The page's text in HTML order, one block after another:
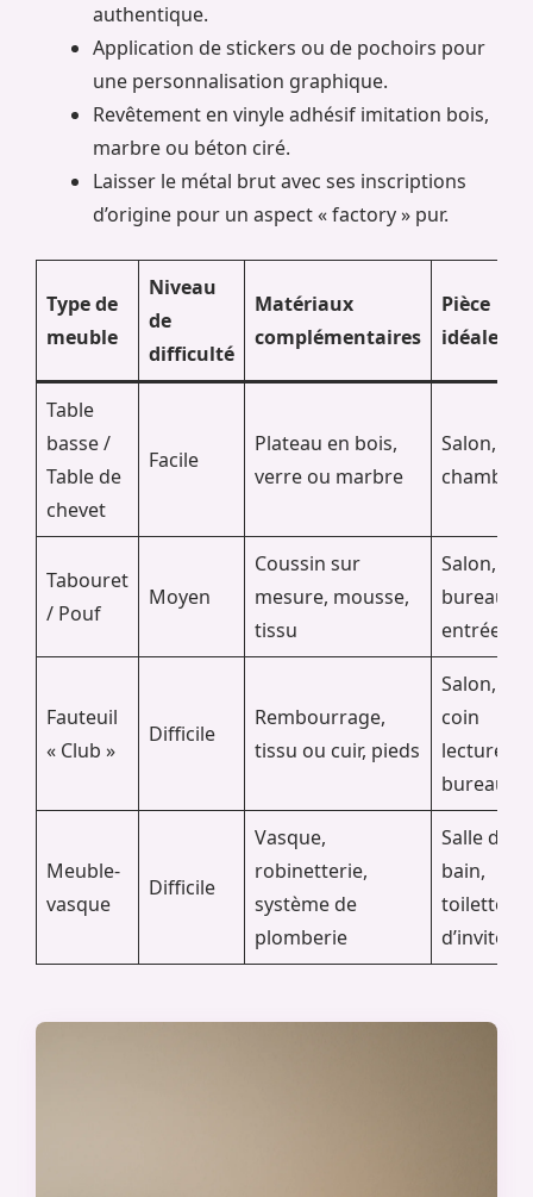
authentique.
Application de stickers ou de pochoirs pour
une personnalisation graphique.
Revêtement en vinyle adhésif imitation bois,
marbre ou béton ciré.
Laisser le métal brut avec ses inscriptions
d’origine pour un aspect « factory » pur.
Type de
meuble
Niveau
de
difficulté
Matériaux
complémentaires
Pièce
idéale
Table
basse /
Table de
chevet
Facile
Plateau en bois,
verre ou marbre
Salon,
chambre
Tabouret
/ Pouf
Moyen
Coussin sur
mesure, mousse,
tissu
Salon,
bureau,
entrée
Fauteuil
« Club »
Difficile
Rembourrage,
tissu ou cuir, pieds
Salon,
coin
lecture,
bureau
Meuble-
vasque
Difficile
Vasque,
robinetterie,
système de
plomberie
Salle de
bain,
toilettes
d’invités